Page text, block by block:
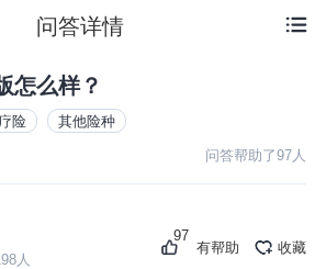
问答详情
怎么样？
险 其他险种
问答帮助了97人
人
97
有帮助 收藏